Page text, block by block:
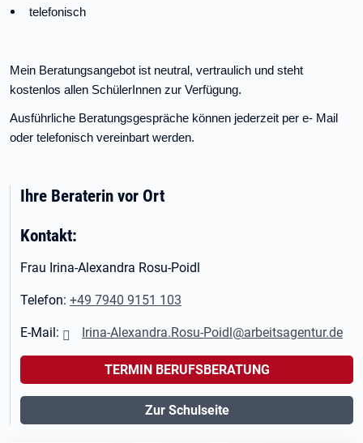
telefonisch
Mein Beratungsangebot ist neutral, vertraulich und steht
kostenlos allen SchülerInnen zur Verfügung.
Ausführliche Beratungsgespräche können jederzeit per e- Mail
oder telefonisch vereinbart werden.
Ihre Beraterin vor Ort
Kontakt:
Frau Irina-Alexandra Rosu-Poidl
Telefon: +49 7940 9151 103
E-Mail: Irina-Alexandra.Rosu-Poidl@arbeitsagentur.de
TERMIN BERUFSBERATUNG
Zur Schulseite